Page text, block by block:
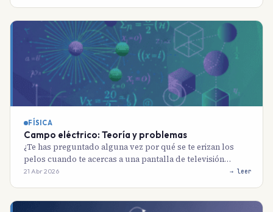
FÍSICA
Campo eléctrico: Teoría y problemas
¿Te has preguntado alguna vez por qué se te erizan los
pelos cuando te acercas a una pantalla de televisión…
21 Abr 2026 → leer